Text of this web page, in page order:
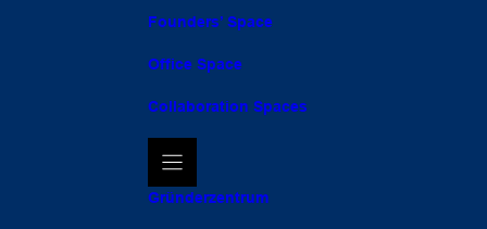
Founders’ Space
Office Space
Collaboration Spaces
Gründerzentrum